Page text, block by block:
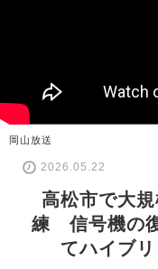
岡山放送
2026.05.22
高松市で大
練 信号機の
てハイブリ